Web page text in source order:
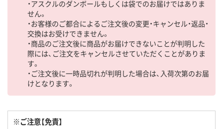
・アスクルのダンボールもしくは袋でのお届けではありま
せん。
・お客様のご都合によるご注文後の変更・キャンセル・返品・
交換はお受けできません。
・商品のご注文後に商品がお届けできないことが判明した
際には、ご注文をキャンセルさせていただくことがありま
す。
・ご注文後に一時品切れが判明した場合は、入荷次第のお届
けとなります。
※ご注意【免責】